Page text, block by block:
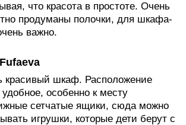
что красота в простоте. Очень
продуманы полочки, для шкафа-
важно.
красивый шкаф. Расположение
удобное, особенно к месту
сетчатые ящики, сюда можно
игрушки, которые дети берут с